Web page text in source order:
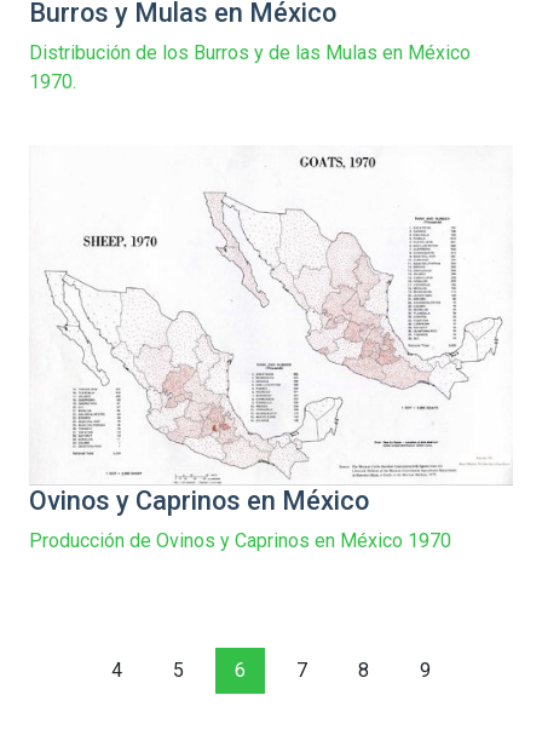
Burros y Mulas en México
Distribución de los Burros y de las Mulas en México
1970.
Ovinos y Caprinos en México
Producción de Ovinos y Caprinos en México 1970
4 5 6 7 8 9